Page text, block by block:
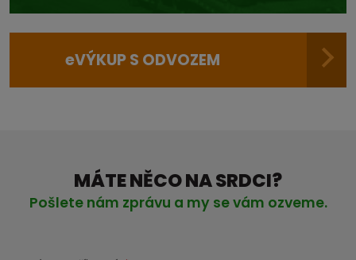
eVÝKUP S ODVOZEM
MÁTE NĚCO NA SRDCI?
Pošlete nám zprávu a my se vám ozveme.